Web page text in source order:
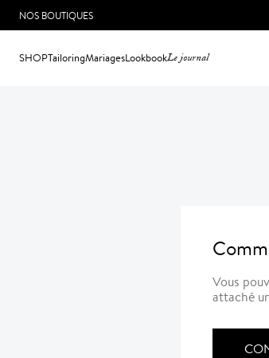
NOS BOUTIQUES
SHOPTailoringMariagesLookbookLe journal
Vous
attaché